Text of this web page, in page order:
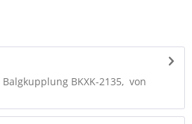
BKXK-2135, von